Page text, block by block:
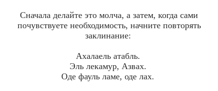
Сначала делайте это молча, а затем, когда сами
почувствуете необходимость, начните повторять
заклинание:
Ахалаель атабль.
Эль лекамур, Азвах.
Оде фауль ламе, оде лах.